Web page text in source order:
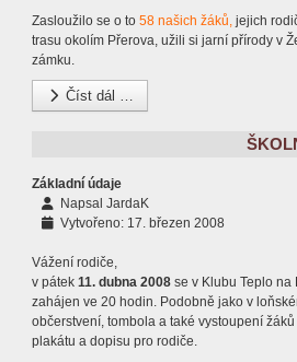
Zasloužilo se o to 58 našich žáků,jejich
trasu okolím Přerova, užili si jarní přírody v
zámku.
Číst dál …
Základní údaje
Napsal JardaK
Vytvořeno: 17. březen 2008
Vážení rodiče,
v pátek 11. dubna 2008se v Klubu Teplo na
zahájen ve 20 hodin. Podobně jako v
občerstvení, tombola a také vystoupení
plakátu a dopisu pro rodiče.